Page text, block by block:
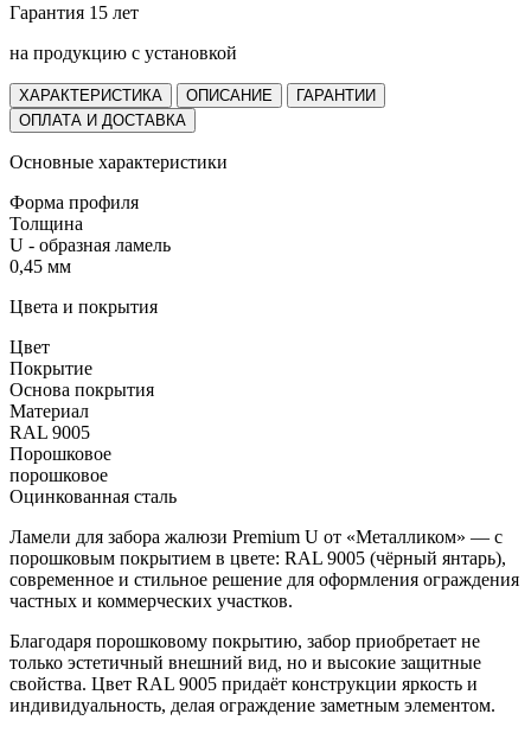
Гарантия 15 лет
на продукцию с установкой
ХАРАКТЕРИСТИКА ОПИСАНИЕ
ГАРАНТИИ
ОПЛАТА И ДОСТАВКА
Основные характеристики
Форма профиля
Толщина
U - образная ламель
0,45 мм
Цвета и покрытия
Цвет
Покрытие
Основа покрытия
Материал
RAL 9005
Порошковое
порошковое
Оцинкованная сталь
Ламели для забора жалюзи Premium U от «Металликом» — с
порошковым покрытием в цвете: RAL 9005 (чёрный янтарь),
современное и стильное решение для оформления ограждения
частных и коммерческих участков.
Благодаря порошковому покрытию, забор приобретает не
только эстетичный внешний вид, но и высокие защитные
свойства. Цвет RAL 9005 придаёт конструкции яркость и
индивидуальность, делая ограждение заметным элементом.